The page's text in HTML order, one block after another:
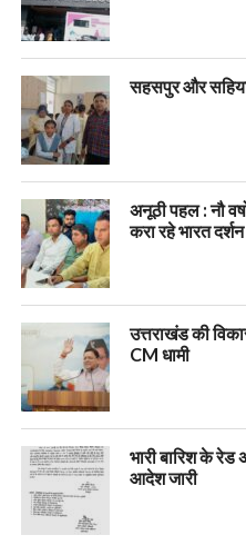
सहसपुर और सहिया
अनूठी पहल : नौ
करा रहे भारत
उत्तराखंड की
CM धामी
भारी बारिश के
आदेश जारी